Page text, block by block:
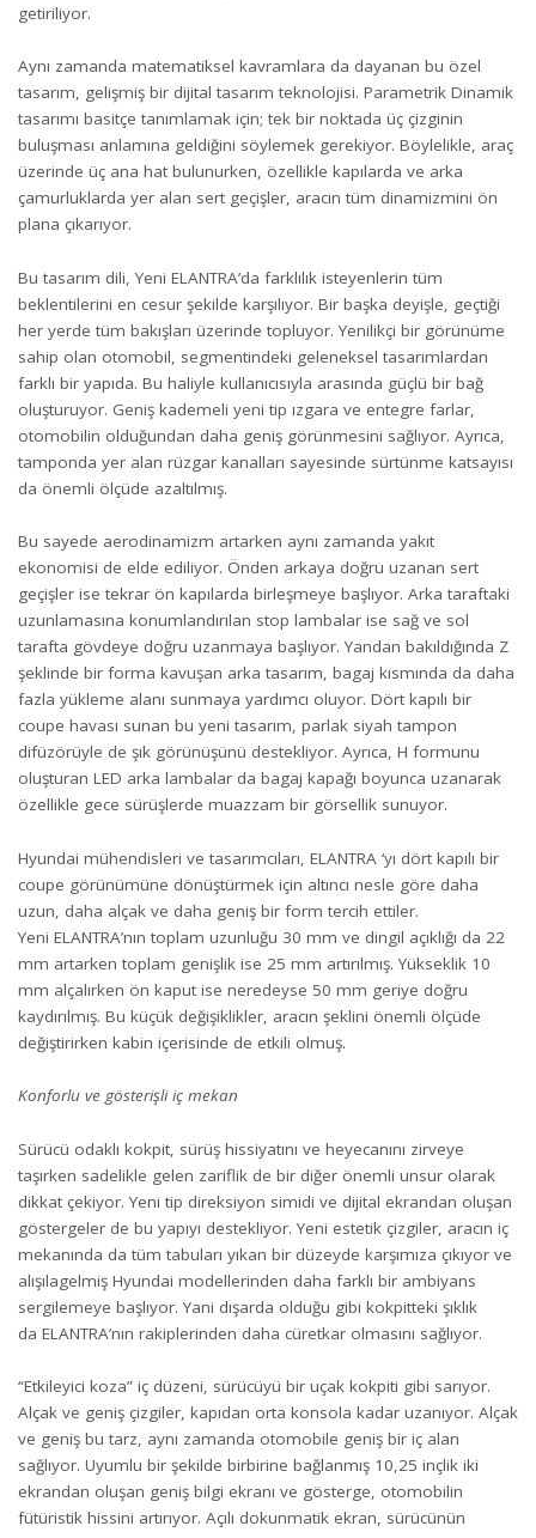
getiriliyor.
Aynı zamanda matematiksel kavramlara da dayanan bu özel
tasarım, gelişmiş bir dijital tasarım teknolojisi. Parametrik Dinamik
tasarımı basitçe tanımlamak için; tek bir noktada üç çizginin
buluşması anlamına geldiğini söylemek gerekiyor. Böylelikle, araç
üzerinde üç ana hat bulunurken, özellikle kapılarda ve arka
çamurluklarda yer alan sert geçişler, aracın tüm dinamizmini ön
plana çıkarıyor.
Bu tasarım dili, Yeni ELANTRA’da farklılık isteyenlerin tüm
beklentilerini en cesur şekilde karşılıyor. Bir başka deyişle, geçtiği
her yerde tüm bakışları üzerinde topluyor. Yenilikçi bir görünüme
sahip olan otomobil, segmentindeki geleneksel tasarımlardan
farklı bir yapıda. Bu haliyle kullanıcısıyla arasında güçlü bir bağ
oluşturuyor. Geniş kademeli yeni tip ızgara ve entegre farlar,
otomobilin olduğundan daha geniş görünmesini sağlıyor. Ayrıca,
tamponda yer alan rüzgar kanalları sayesinde sürtünme katsayısı
da önemli ölçüde azaltılmış.
Bu sayede aerodinamizm artarken aynı zamanda yakıt
ekonomisi de elde ediliyor. Önden arkaya doğru uzanan sert
geçişler ise tekrar ön kapılarda birleşmeye başlıyor. Arka taraftaki
uzunlamasına konumlandırılan stop lambalar ise sağ ve sol
tarafta gövdeye doğru uzanmaya başlıyor. Yandan bakıldığında Z
şeklinde bir forma kavuşan arka tasarım, bagaj kısmında da daha
fazla yükleme alanı sunmaya yardımcı oluyor. Dört kapılı bir
coupe havası sunan bu yeni tasarım, parlak siyah tampon
difüzörüyle de şık görünüşünü destekliyor. Ayrıca, H formunu
oluşturan LED arka lambalar da bagaj kapağı boyunca uzanarak
özellikle gece sürüşlerde muazzam bir görsellik sunuyor.
Hyundai mühendisleri ve tasarımcıları, ELANTRA ‘yı dört kapılı bir
coupe görünümüne dönüştürmek için altıncı nesle göre daha
uzun, daha alçak ve daha geniş bir form tercih ettiler.
Yeni ELANTRA’nın toplam uzunluğu 30 mm ve dingil açıklığı da 22
mm artarken toplam genişlik ise 25 mm artırılmış. Yükseklik 10
mm alçalırken ön kaput ise neredeyse 50 mm geriye doğru
kaydırılmış. Bu küçük değişiklikler, aracın şeklini önemli ölçüde
değiştirirken kabin içerisinde de etkili olmuş.
Konforlu ve gösterişli iç mekan
Sürücü odaklı kokpit, sürüş hissiyatını ve heyecanını zirveye
taşırken sadelikle gelen zariflik de bir diğer önemli unsur olarak
dikkat çekiyor. Yeni tip direksiyon simidi ve dijital ekrandan oluşan
göstergeler de bu yapıyı destekliyor. Yeni estetik çizgiler, aracın iç
mekanında da tüm tabuları yıkan bir düzeyde karşımıza çıkıyor ve
alışılagelmiş Hyundai modellerinden daha farklı bir ambiyans
sergilemeye başlıyor. Yani dışarda olduğu gibi kokpitteki şıklık
da ELANTRA’nın rakiplerinden daha cüretkar olmasını sağlıyor.
“Etkileyici koza” iç düzeni, sürücüyü bir uçak kokpiti gibi sarıyor.
Alçak ve geniş çizgiler, kapıdan orta konsola kadar uzanıyor. Alçak
ve geniş bu tarz, aynı zamanda otomobile geniş bir iç alan
sağlıyor. Uyumlu bir şekilde birbirine bağlanmış 10,25 inçlik iki
ekrandan oluşan geniş bilgi ekranı ve gösterge, otomobilin
fütüristik hissini artırıyor. Açılı dokunmatik ekran, sürücünün